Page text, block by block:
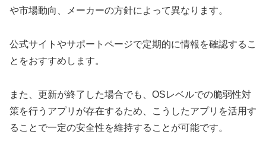
や市場動向、メーカーの方針によって異なります。
公式サイトやサポートページで定期的に情報を確認するこ
とをおすすめします。
また、更新が終了した場合でも、OSレベルでの脆弱性対
策を行うアプリが存在するため、こうしたアプリを活用す
ることで一定の安全性を維持することが可能です。